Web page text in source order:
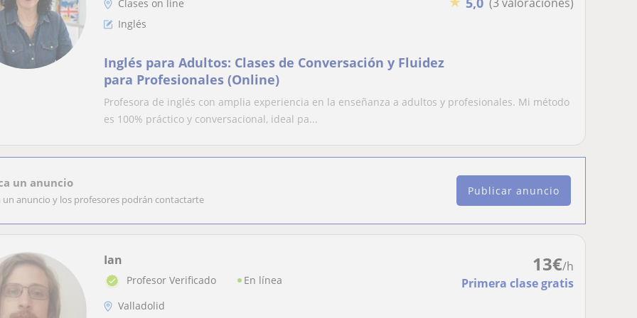
Clases on line
Inglés
Inglés para Adultos: Clases de Conversación y Fluidez
para Profesionales (Online)
Profesora de inglés con amplia experiencia en la enseñanza a adultos y profesionales. Mi método
es 100% práctico y conversacional, ideal pa...
un anuncio
un anuncio y los profesores podrán contactarte
Publicar anuncio
13€/h
Primera clase gratis
Ian
Profesor Verificado
En línea
Valladolid